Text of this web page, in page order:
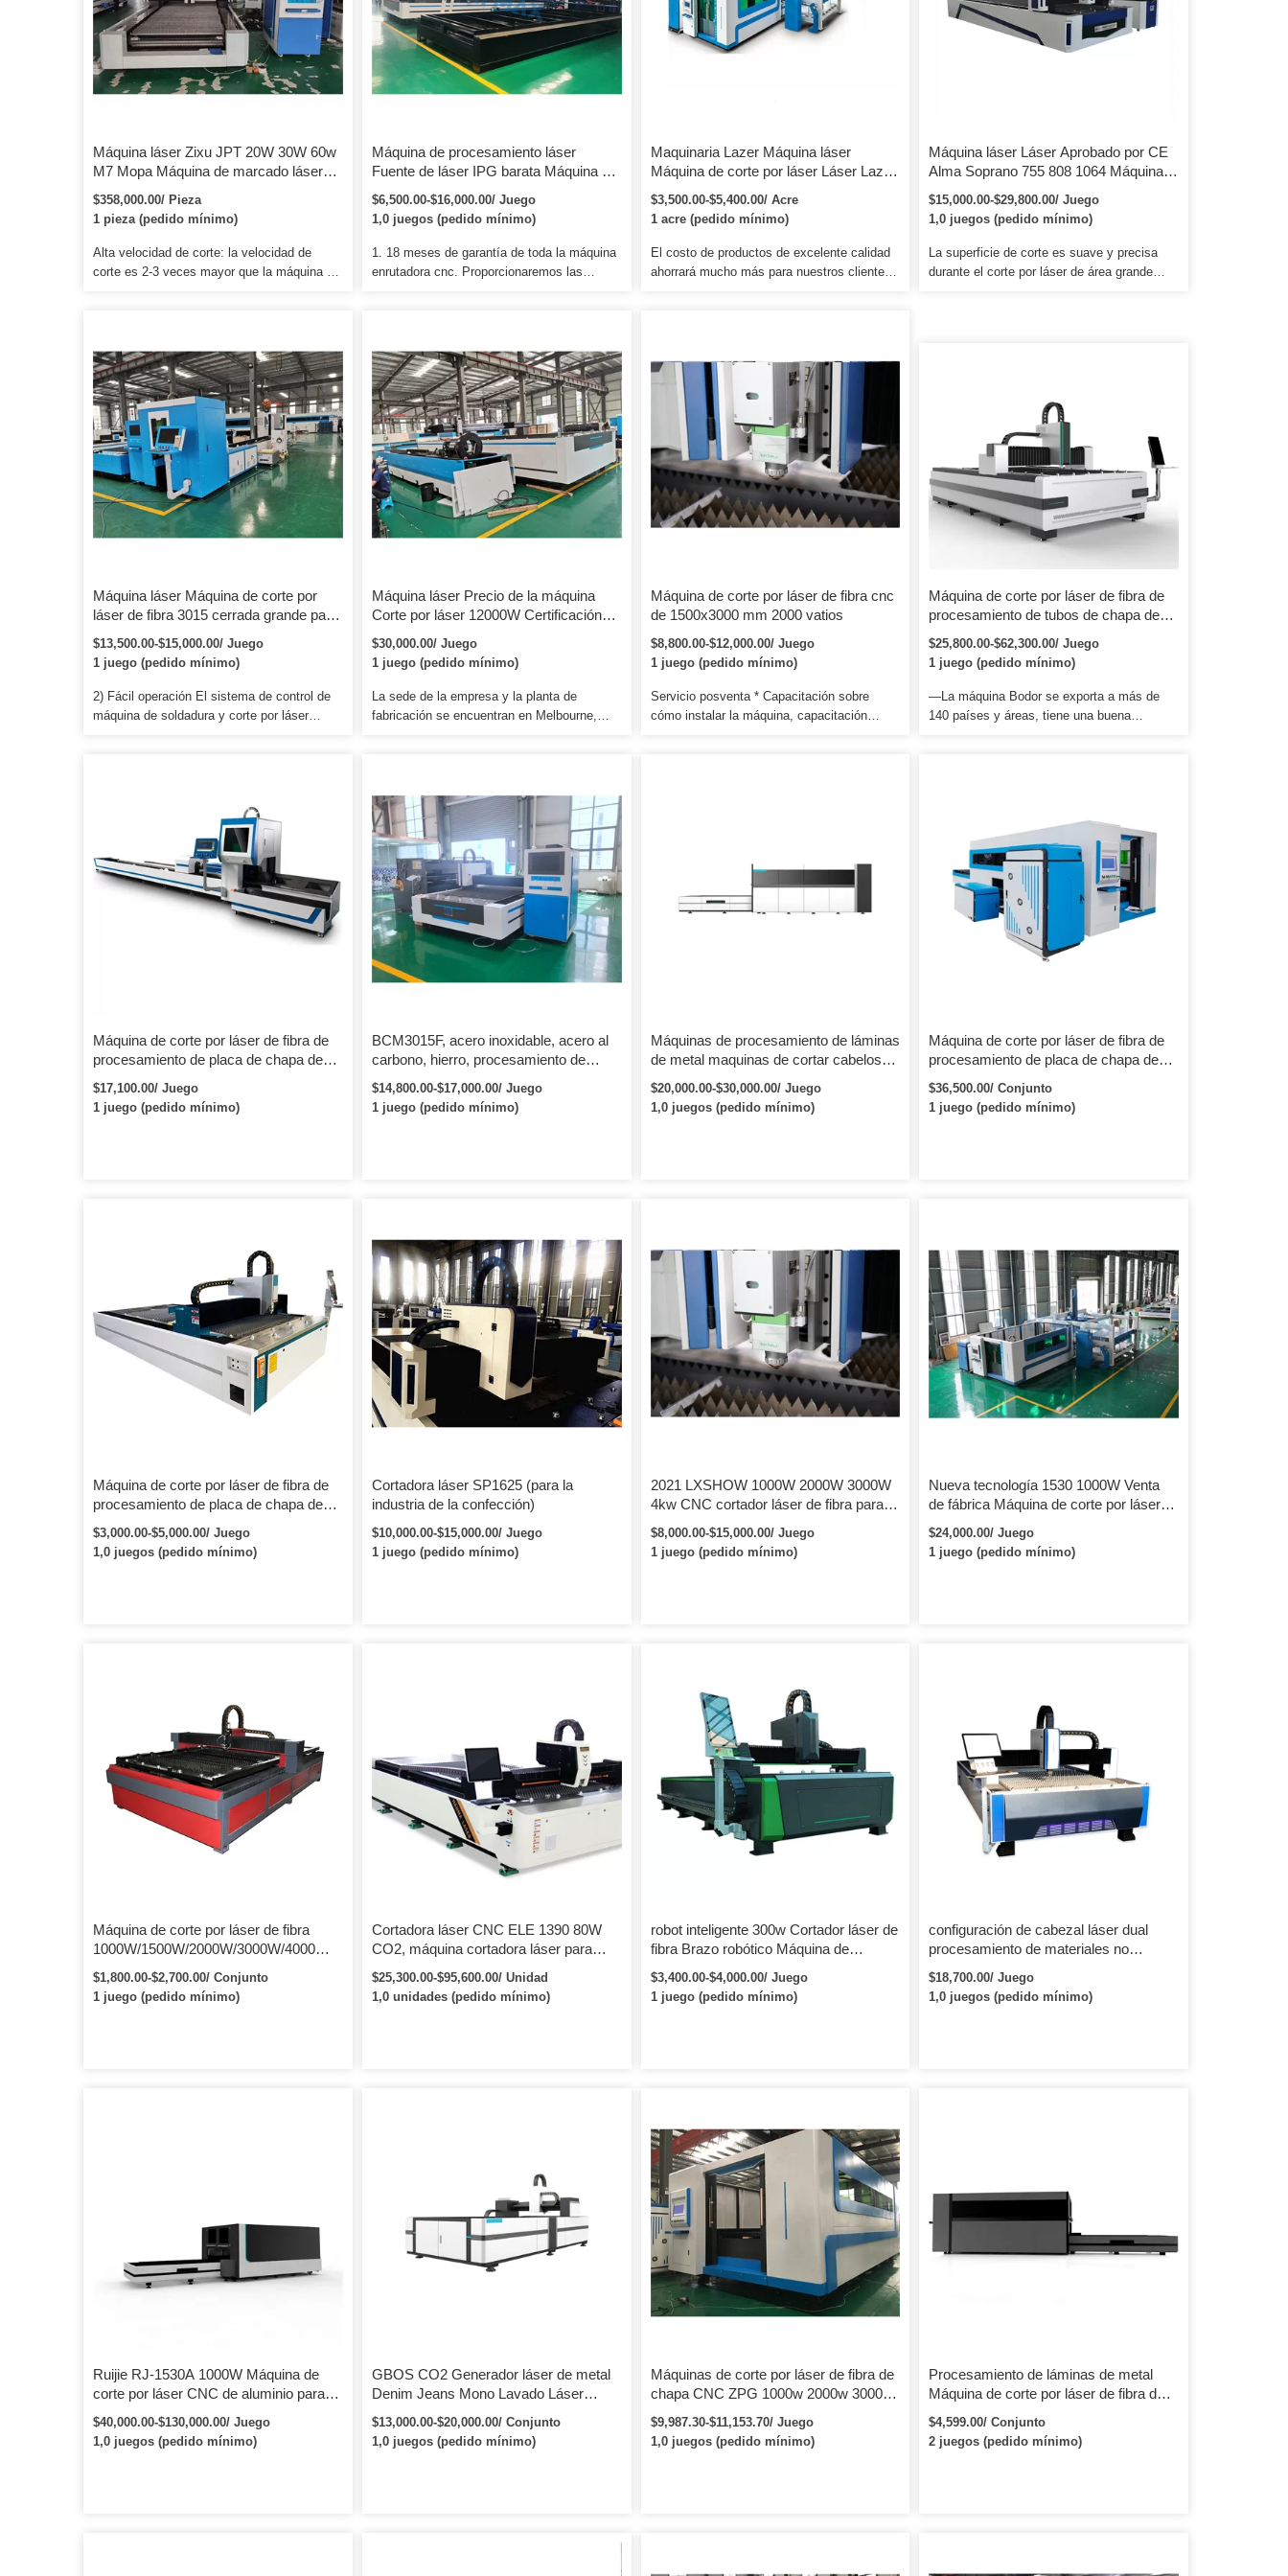
procesamiento […]
inoxidable, […]
Máquina láser Zixu JPT 20W 30W 60w
M7 Mopa Máquina de marcado láser
Color Máquina de marcado láser para
acero inoxidable
$358,000.00/ Pieza
1 pieza (pedido mínimo)
Alta velocidad de corte: la velocidad de
corte es 2-3 veces mayor que la máquina de
producción de arcas eléctricas Hv/lv, piezas
de maquinaria textil, utensilios de cocina,
automóviles, maquinaria, elevadores, piezas
eléctricas, rebanadas de bobinas de resorte,
repuestos de líneas de metro, etc. 2.
Ampliamente utilizado en kitchine
electrodomésticos, caja de control eléctrico,
equipos mecánicos, equipos eléctricos,
accesorios de hardware de iluminación,
fabricación de ascensores, autopartes,
hardware y procesamiento de metales.
Máquina de procesamiento láser
Fuente de láser IPG barata Máquina de
corte por láser de fibra para
procesamiento de láminas de metal
$6,500.00-$16,000.00/ Juego
1,0 juegos (pedido mínimo)
1. 18 meses de garantía de toda la máquina
enrutadora cnc. Proporcionaremos las
y estamos abiertos a más a quien le
interese. Los empleados de la empresa
BCAMCNC son jóvenes enérgicos con
fuertes habilidades creativas, comparten el
mismo objetivo y no les importa pagar
cuotas por ello.
Maquinaria Lazer Máquina láser
Máquina de corte por láser Láser Lazer
Kesim Maquinaria de corte de metal
CNC Máquina de corte por láser de
fibra Fuente de láser Raycus IPG
1000W-6000W
$3,500.00-$5,400.00/ Acre
1 acre (pedido mínimo)
El costo de productos de excelente calidad
ahorrará mucho más para nuestros clientes
máquina. Ventajas del servicio: la gama
completa de servicios refleja nuestra
experiencia, luego hacemos que la
satisfacción de nuestros clientes.
Máquina láser Láser Aprobado por CE
Alma Soprano 755 808 1064 Máquina
de depilación láser de diodo Soprano
Depilación láser de diodo de titanio
$15,000.00-$29,800.00/ Juego
1,0 juegos (pedido mínimo)
La superficie de corte es suave y precisa
durante el corte por láser de área grande
etc. 3. Esta máquina cortadora láser se
aplica en artesanías y regalos, embalaje e
impresión, piedra, muebles de madera,
juguetes, electrones, modelos, productos de
papel, decoración de edificios, etc.
Máquina láser Máquina de corte por
láser de fibra 3015 cerrada grande para
máquina de corte por láser de fibra de
hoja de metal 2000w 3000w 4000w con
cabezal Raytools
$13,500.00-$15,000.00/ Juego
1 juego (pedido mínimo)
2) Fácil operación El sistema de control de
máquina de soldadura y corte por láser
operar. Robot inteligente artificial ABB
importado, puede hacer corte y soldadura
3D, fácil de operar, alto grado de
inteligencia, puede garantizar alta velocidad,
alta precisión y alta confiabilidad B.
Equipado con cabezal láser importado, alta
sensibilidad, alta precisión y trabajo con
robot para evitar que el cabezal del láser
Máquina láser Precio de la máquina
Corte por láser 12000W Certificación
CE Máquina automática de corte por
láser CNC con 3 ejes
$30,000.00/ Juego
1 juego (pedido mínimo)
La sede de la empresa y la planta de
fabricación se encuentran en Melbourne,
tecnología de corte y soldadura, Farley
Laserlab se especializa en la ingeniería y el
desarrollo de tecnologías avanzadas de
plasma, láser y perforación para una amplia
variedad de aplicaciones e industrias.
Edificios de la empresa: Fábrica de
máquinas láser: Sala de exposiciones:
Exposiciones en el mundo: Certificados CE
Cómo contactarnos9 Envíe los detalles de
su consulta a continuación para obtener una
muestra gratis.
Máquina de corte por láser de fibra cnc
de 1500x3000 mm 2000 vatios
$8,800.00-$12,000.00/ Juego
1 juego (pedido mínimo)
Servicio posventa * Capacitación sobre
cómo instalar la máquina, capacitación
lo empaquetaremos de acuerdo con la
solicitud especial del cliente.
Máquina de corte por láser de fibra de
procesamiento de tubos de chapa de
metal rentable de gran potencia IPG
barata con certificación CE
$25,800.00-$62,300.00/ Juego
1 juego (pedido mínimo)
—La máquina Bodor se exporta a más de
140 países y áreas, tiene una buena
materiales blandos, principalmente con lana
perlada.
Máquina de corte por láser de fibra de
procesamiento de placa de chapa de
metal rentable de gran potencia barata
Ipg
$17,100.00/ Juego
1 juego (pedido mínimo)
BCM3015F, acero inoxidable, acero al
carbono, hierro, procesamiento de
metales, máquina de corte por láser de
fibra cnc
$14,800.00-$17,000.00/ Juego
1 juego (pedido mínimo)
Máquinas de procesamiento de láminas
de metal maquinas de cortar cabelos
makine imalatcilari maquinas de corte
por laser
$20,000.00-$30,000.00/ Juego
1,0 juegos (pedido mínimo)
Máquina de corte por láser de fibra de
procesamiento de placa de chapa de
metal rentable de gran potencia barata
Ipg
$36,500.00/ Conjunto
1 juego (pedido mínimo)
Máquina de corte por láser de fibra de
procesamiento de placa de chapa de
metal rentable de gran potencia barata
Ipg
$3,000.00-$5,000.00/ Juego
1,0 juegos (pedido mínimo)
Cortadora láser SP1625 (para la
industria de la confección)
$10,000.00-$15,000.00/ Juego
1 juego (pedido mínimo)
2021 LXSHOW 1000W 2000W 3000W
4kw CNC cortador láser de fibra para
hoja de acero y aluminio máquina de
corte láser de fibra wuhan Raycus
$8,000.00-$15,000.00/ Juego
1 juego (pedido mínimo)
Nueva tecnología 1530 1000W Venta
de fábrica Máquina de corte por láser
de fibra cnc de procesamiento de
láminas de metal
$24,000.00/ Juego
1 juego (pedido mínimo)
Máquina de corte por láser de fibra
1000W/1500W/2000W/3000W/4000W
para procesamiento de acero inoxidable
Máquina de corte por láser 3015 1530
$1,800.00-$2,700.00/ Conjunto
1 juego (pedido mínimo)
Cortadora láser CNC ELE 1390 80W
CO2, máquina cortadora láser para
acrílico, cuero, caucho, papel
$25,300.00-$95,600.00/ Unidad
1,0 unidades (pedido mínimo)
robot inteligente 300w Cortador láser de
fibra Brazo robótico Máquina de
procesamiento 3D
$3,400.00-$4,000.00/ Juego
1 juego (pedido mínimo)
configuración de cabezal láser dual
procesamiento de materiales no
metálicos máquina láser multifunción
de CO2
$18,700.00/ Juego
1,0 juegos (pedido mínimo)
Ruijie RJ-1530A 1000W Máquina de
corte por láser CNC de aluminio para
láser de fibra de metal 3000x1500mm
Área de corte Cypcut Sistema de
seguimiento
$40,000.00-$130,000.00/ Juego
1,0 juegos (pedido mínimo)
GBOS CO2 Generador láser de metal
Denim Jeans Mono Lavado Láser
Grabador Bigote Láser Grabado
Marcado Lavadora
$13,000.00-$20,000.00/ Conjunto
1,0 juegos (pedido mínimo)
Máquinas de corte por láser de fibra de
chapa CNC ZPG 1000w 2000w 3000w
4000w
$9,987.30-$11,153.70/ Juego
1,0 juegos (pedido mínimo)
Procesamiento de láminas de metal
Máquina de corte por láser de fibra de
metal de 1500w Máquina de corte de
láminas de metal de 1000W
$4,599.00/ Conjunto
2 juegos (pedido mínimo)